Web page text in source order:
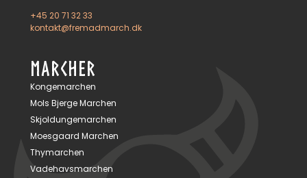
+45 20 71 32 33
kontakt@fremadmarch.dk
MARCHER
Kongemarchen
Mols Bjerge Marchen
Skjoldungemarchen
Moesgaard Marchen
Thymarchen
Vadehavsmarchen